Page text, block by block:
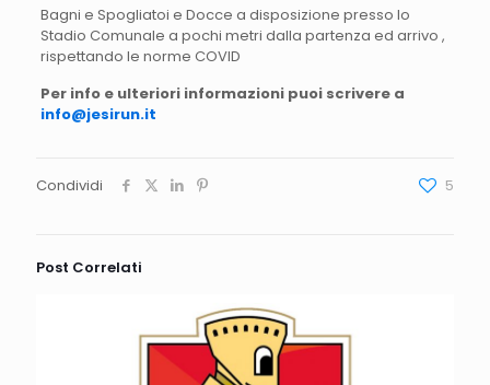
Bagni e Spogliatoi e Docce a disposizione presso lo
Stadio Comunale a pochi metri dalla partenza ed arrivo ,
rispettando le norme COVID
Per info e ulteriori informazioni puoi scrivere a
info@jesirun.it
Condividi 5
Post Correlati